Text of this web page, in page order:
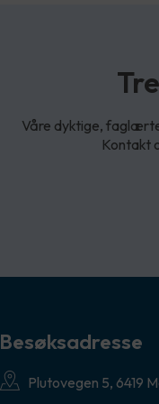
Våre dyktige,
Kontakt
Besøksadresse
Plutovegen 5, 6419